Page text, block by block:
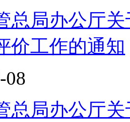
总局办公厅
价工作的通知
08
总局办公厅